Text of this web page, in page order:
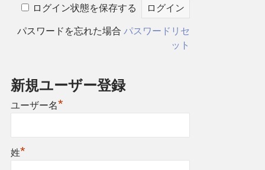
ログイン状態を保存する
パスワードを忘れた場合 パスワードリセ
ット
新規ユーザー登録
ユーザー名*
姓*